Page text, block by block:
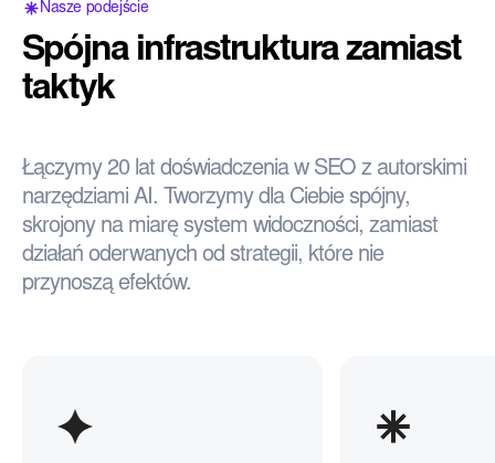
Nasze podejście
Spójna infrastruktura zamiast
taktyk
Łączymy 20 lat doświadczenia w SEO z autorskimi
narzędziami AI. Tworzymy dla Ciebie spójny,
skrojony na miarę system widoczności, zamiast
działań oderwanych od strategii, które nie
przynoszą efektów.